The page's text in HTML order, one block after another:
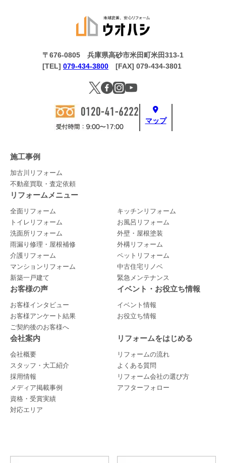
マップ
〒676-0805 兵庫県高砂市米田町米田313-1
[TEL] 079-434-3800 [FAX] 079-434-3801
施工事例
加古川リフォーム
不動産買取・査定依頼
リフォームメニュー
全面リフォーム
キッチンリフォーム
トイレリフォーム
お風呂リフォーム
洗面所リフォーム
外壁・屋根塗装
雨漏り修理・屋根補修
外構リフォーム
介護リフォーム
ペットリフォーム
マンションリフォーム
中古住宅リノベ
新築一戸建て
緊急メンテナンス
お客様の声
お客様インタビュー
お客様アンケート結果
ご契約後のお客様へ
イベント・お役立ち情報
イベント情報
お役立ち情報
会社案内
会社概要
スタッフ・大工紹介
採用情報
メディア掲載事例
資格・受賞実績
対応エリア
リフォームをはじめる
リフォームの流れ
よくある質問
リフォーム会社の選び方
アフターフォロー